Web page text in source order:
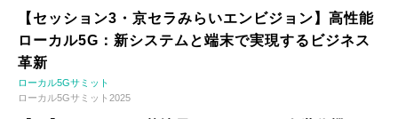
【セッション3・京セラみらいエンビジョン】高性能
ローカル5G：新システムと端末で実現するビジネス
革新
ローカル5Gサミット
ローカル5Gサミット2025